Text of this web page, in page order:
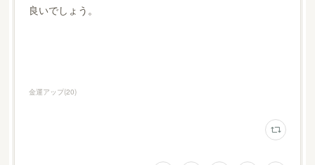
良いでしょう。
金運アップ(20)